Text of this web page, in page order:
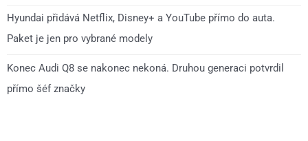
Hyundai přidává Netflix, Disney+ a YouTube přímo do auta.
Paket je jen pro vybrané modely
Konec Audi Q8 se nakonec nekoná. Druhou generaci potvrdil
přímo šéf značky